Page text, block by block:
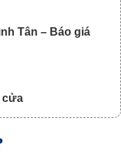
Tân – Báo giá
cửa